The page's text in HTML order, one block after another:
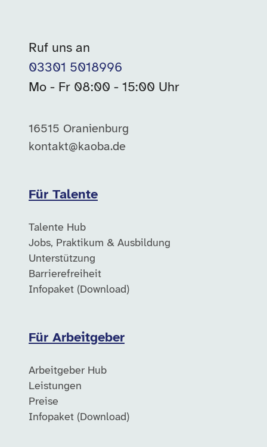
Ruf uns an
03301 5018996
Mo - Fr 08:00 - 15:00 Uhr
16515 Oranienburg
kontakt@kaoba.de
Für Talente
Talente Hub
Jobs, Praktikum & Ausbildung
Unterstützung
Barrierefreiheit
Infopaket (Download)
Für Arbeitgeber
Arbeitgeber Hub
Leistungen
Preise
Infopaket (Download)